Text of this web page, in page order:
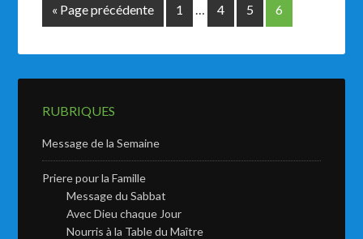
« Page précédente 1 … 4 5 6
RUBRIQUES
Message de la Semaine
Priere pour la Famille
Message du Sabbat
Avec Dieu chaque Jour
Nourris à la Table du Maître